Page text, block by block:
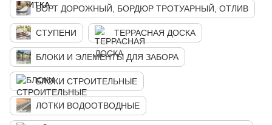
БОРТ ДОРОЖНЫЙ, БОРДЮР ТРОТУАРНЫЙ, ОТЛИВ
СТУПЕНИ ТЕРРАСНАЯ ДОСКА
БЛОКИ И ЭЛЕМЕНТЫ ДЛЯ ЗАБОРА
БЛОКИ СТРОИТЕЛЬНЫЕ
ЛОТКИ ВОДООТВОДНЫЕ